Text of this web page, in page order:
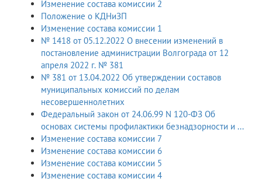
Изменение состава комиссии 2
Положение о КДНиЗП
Изменение состава комиссии 1
№ 1418 от 05.12.2022 О внесении изменений в
постановление администрации Волгограда от 12
апреля 2022 г. № 381
№ 381 от 13.04.2022 Об утверждении составов
муниципальных комиссий по делам
несовершеннолетних
Федеральный закон от 24.06.99 N 120-ФЗ Об
основах системы профилактики безнадзорности и ...
Изменение состава комиссии 7
Изменение состава комиссии 6
Изменение состава комиссии 5
Изменение состава комиссии 4